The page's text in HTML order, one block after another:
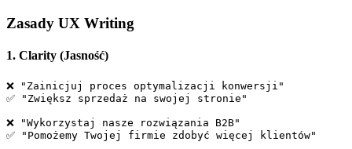
Zasady UX Writing
1. Clarity (Jasność)
❌ "Zainicjuj proces optymalizacji konwersji"
✅ "Zwiększ sprzedaż na swojej stronie"
❌ "Wykorzystaj nasze rozwiązania B2B"